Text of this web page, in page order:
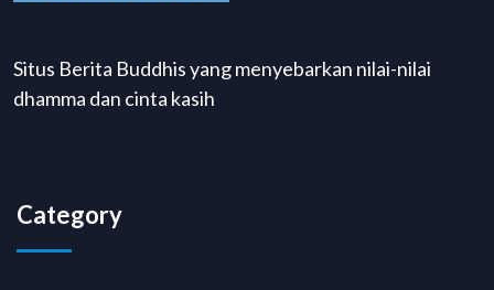
Situs Berita Buddhis yang menyebarkan nilai-nilai
dhamma dan cinta kasih
Category